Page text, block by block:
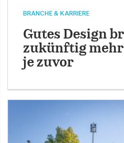
BRANCHE & KARRIERE
Gutes Design
zukünftig mehr
je zuvor